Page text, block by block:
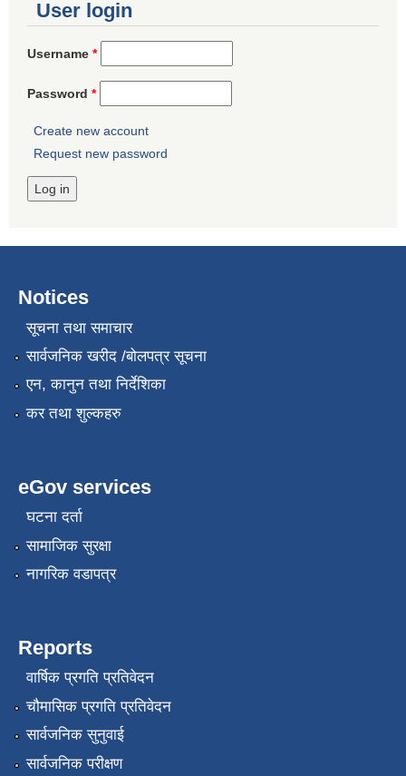
User login
Username *
Password *
Create new account
Request new password
Notices
सूचना तथा समाचार
सार्वजनिक खरीद /बोलपत्र सूचना
एन, कानुन तथा निर्देशिका
कर तथा शुल्कहरु
eGov services
घटना दर्ता
सामाजिक सुरक्षा
नागरिक वडापत्र
Reports
वार्षिक प्रगति प्रतिवेदन
चौमासिक प्रगति प्रतिवेदन
सार्वजनिक सुनुवाई
सार्वजनिक परीक्षण